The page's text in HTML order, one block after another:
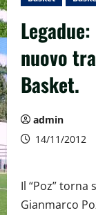
nuovo
Basket.
admin
14/11/2012
Il “Poz” torna
Gianmarco